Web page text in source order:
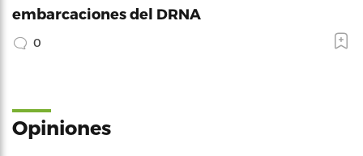
embarcaciones del DRNA
0
Opiniones